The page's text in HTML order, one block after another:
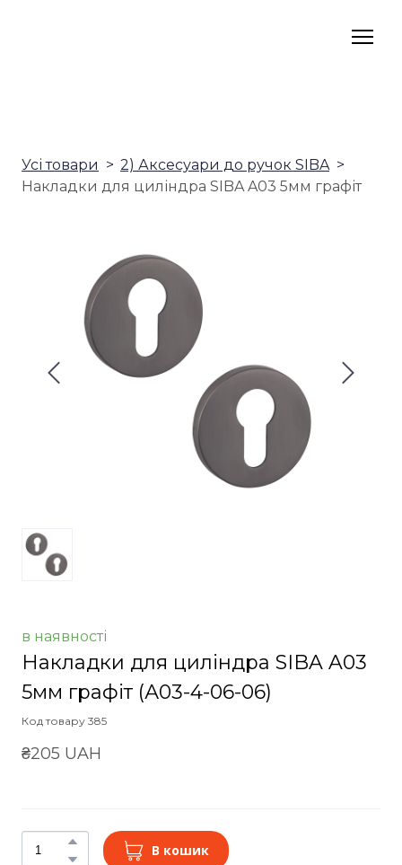
Усі товари
2) Аксесуари до ручок SIBA
Накладки для циліндра SIBA A03 5мм графіт
в наявності
Накладки для циліндра SIBA A03
5мм графіт (А03-4-06-06)
Код товару 385
₴205 UAH
В кошик